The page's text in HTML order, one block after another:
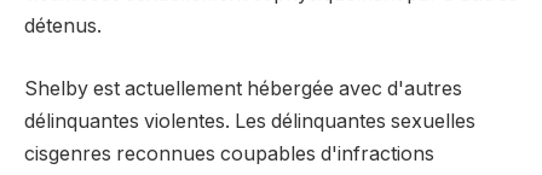
détenus.
Shelby est actuellement hébergée avec d'autres
délinquantes violentes. Les délinquantes sexuelles
cisgenres reconnues coupables d'infractions